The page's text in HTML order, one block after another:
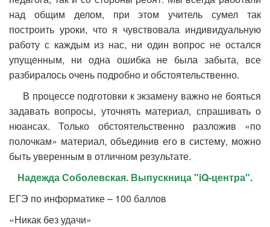
над общим делом, при этом учитель сумел так
построить уроки, что я чувствовала индивидуальную
работу с каждым из нас, ни один вопрос не остался
упущенным, ни одна ошибка не была забыта, все
разбиралось очень подробно и обстоятельственно.
В процессе подготовки к экзамену важно не бояться
задавать вопросы, уточнять материал, спрашивать о
нюансах. Только обстоятельственно разложив «по
полочкам» материал, объединив его в систему, можно
быть уверенным в отличном результате.
Надежда Соболевская. Выпускница "iQ-центра".
ЕГЭ по информатике – 100 баллов
«Никак без удачи»